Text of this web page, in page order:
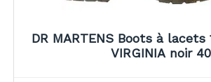
DR MARTENS Boots à lacets
VIRGINIA noir 40